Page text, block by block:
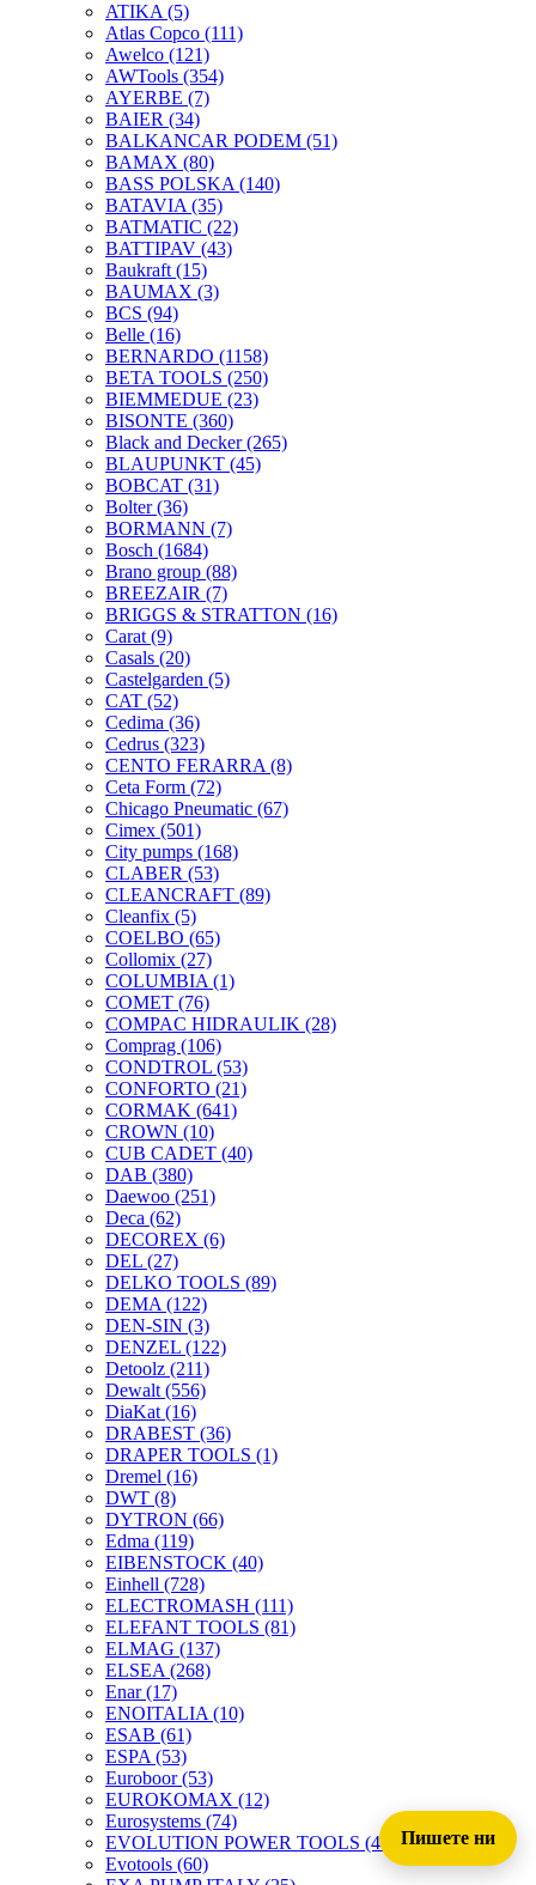
ATIKA (5)
Atlas Copco (111)
Awelco (121)
AWTools (354)
AYERBE (7)
BAIER (34)
BALKANCAR PODEM (51)
BAMAX (80)
BASS POLSKA (140)
BATAVIA (35)
BATMATIC (22)
BATTIPAV (43)
Baukraft (15)
BAUMAX (3)
BCS (94)
Belle (16)
BERNARDO (1158)
BETA TOOLS (250)
BIEMMEDUE (23)
BISONTE (360)
Black and Decker(265)
BLAUPUNKT (45)
BOBCAT (31)
Bolter(36)
BORMANN (7)
Bosch (1684)
Brano group (88)
BREEZAIR (7)
BRIGGS & STRATTON (16)
Carat (9)
Casals (20)
Castelgarden (5)
CAT (52)
Cedima (36)
Cedrus (323)
CENTO FERARRA (8)
Ceta Form (72)
Chicago Pneumatic (67)
Cimex (501)
City pumps (168)
CLABER (53)
CLEANCRAFT (89)
Cleanfix (5)
COELBO (65)
Collomix (27)
COLUMBIA (1)
COMET (76)
COMPAC HIDRAULIK (28)
Comprag (106)
CONDTROL (53)
CONFORTO (21)
CORMAK (641)
CROWN (10)
CUB CADET (40)
DAB (380)
Daewoo (251)
Deca (62)
DECOREX (6)
DEL (27)
DELKO TOOLS (89)
DEMA (122)
DEN-SIN (3)
DENZEL (122)
Detoolz (211)
Dewalt (556)
DiaKat (16)
DRABEST (36)
DRAPER TOOLS (1)
Dremel (16)
DWT (8)
DYTRON (66)
Edma (119)
EIBENSTOCK (40)
Einhell (728)
ELECTROMASH (111)
ELEFANT TOOLS (81)
ELMAG (137)
ELSEA (268)
Enar(17)
ENOITALIA (10)
ESAB (61)
ESPA (53)
Euroboor(53)
EUROKOMAX (12)
Eurosystems (74)
EVOLUTION POWER TOOLS (45)
Evotools (60)
Пишете ни